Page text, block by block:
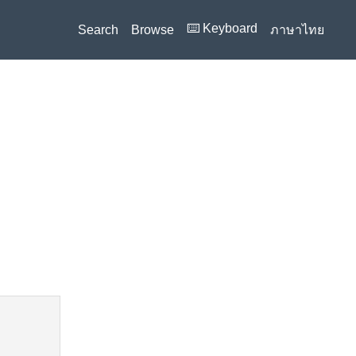
Search Browse ⌨️ Keyboard ภาษาไทย